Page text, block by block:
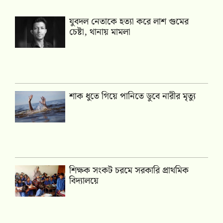
যুবদল নেতাকে হত্যা করে লাশ গুমের
চেষ্টা, থানায় মামলা
শাক ধুতে গিয়ে পানিতে ডুবে নারীর মৃত্যু
শিক্ষক সংকট চরমে সরকারি প্রাথমিক
বিদ্যালয়ে